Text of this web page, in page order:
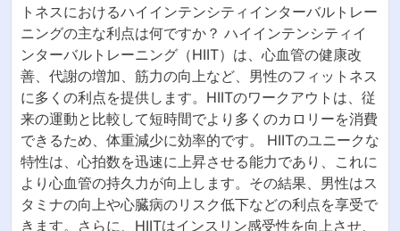
トネスにおけるハイインテンシティインターバルトレー
ニングの主な利点は何ですか？ ハイインテンシティイ
ンターバルトレーニング（HIIT）は、心血管の健康改
善、代謝の増加、筋力の向上など、男性のフィットネス
に多くの利点を提供します。HIITのワークアウトは、従
来の運動と比較して短時間でより多くのカロリーを消費
できるため、体重減少に効率的です。 HIITのユニークな
特性は、心拍数を迅速に上昇させる能力であり、これに
より心血管の持久力が向上します。その結果、男性はス
タミナの向上や心臓病のリスク低下などの利点を享受で
きます。さらに、HIITはインスリン感受性を向上させ、